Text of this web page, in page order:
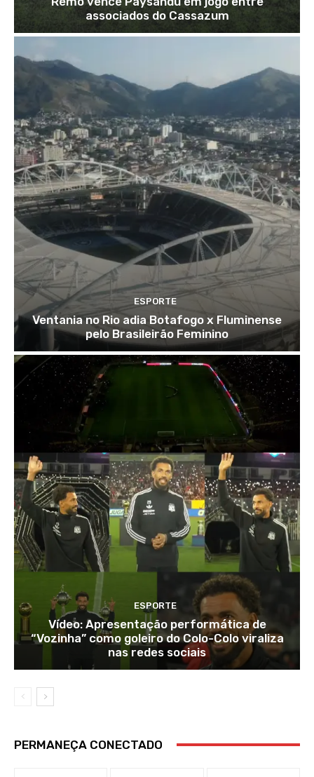
associados do Cassazum
ESPORTE
Ventania no Rio adia Botafogo x Fluminense
pelo Brasileirão Feminino
ESPORTE
Vídeo: Apresentação performática de
“Vozinha” como goleiro do Colo-Colo viraliza
nas redes sociais
PERMANEÇA CONECTADO